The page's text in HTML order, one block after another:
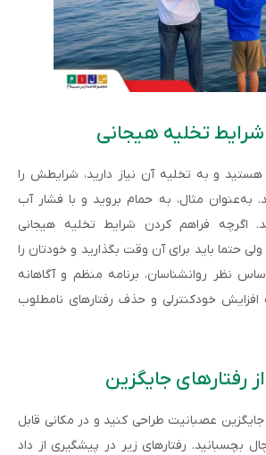
تخلیه هیجانی
و به تخلیه آن نیاز دارید، شرایطش را
به‌عنوان مثال، به حمام بروید و با فشار آب
اگرچه فراهم کردن شرایط تخلیه هیجانی
حتما باید برای آن وقت بگذارید و خودتان را
نظر روان­شناسان، برنامه منظم و آگاهانه
افزایش خودکنترلی و حذف رفتارهای نامطلوب
رفتارهای جایگزین
عصبانیت طراحی کنید و در مکانی قابل
بچسبانید. رفتارهای زیر در پیشگیری از داد